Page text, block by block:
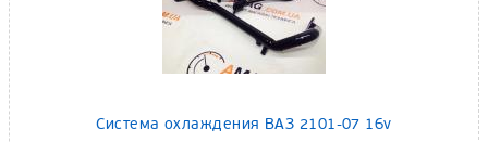
Система охлаждения ВАЗ 2101-07 16v